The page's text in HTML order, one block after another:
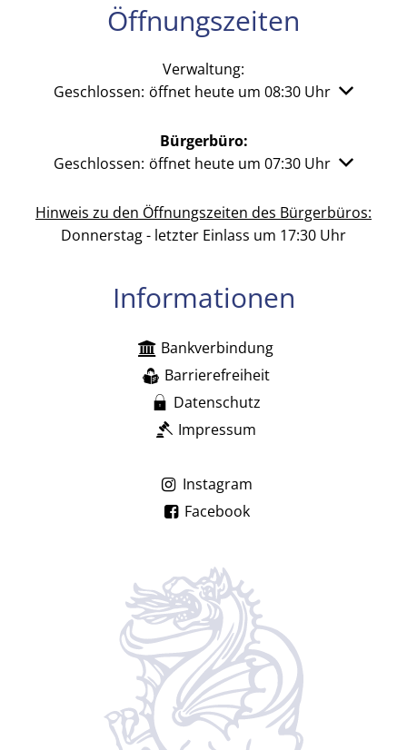
Öffnungszeiten
Verwaltung:
Klicken, um weitere Öffnungs- oder Schließzeiten
Geschlossen: öffnet heute um 08:30 Uhr
Bürgerbüro:
Klicken, um weitere Öffnungs- oder Schließzeiten
Geschlossen: öffnet heute um 07:30 Uhr
Hinweis zu den Öffnungszeiten des Bürgerbüros:
Donnerstag - letzter Einlass um 17:30 Uhr
Informationen
Bankverbindung
Barrierefreiheit
Datenschutz
Impressum
Instagram
Facebook